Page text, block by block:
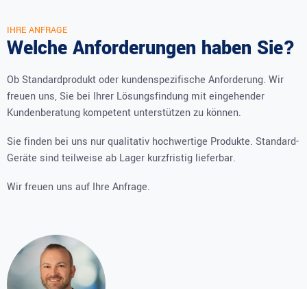
IHRE ANFRAGE
Welche Anforderungen haben Sie?
Ob Standardprodukt oder kundenspezifische Anforderung. Wir
freuen uns, Sie bei Ihrer Lösungsfindung mit eingehender
Kundenberatung kompetent unterstützen zu können.
Sie finden bei uns nur qualitativ hochwertige Produkte. Standard-
Geräte sind teilweise ab Lager kurzfristig lieferbar.
Wir freuen uns auf Ihre Anfrage.